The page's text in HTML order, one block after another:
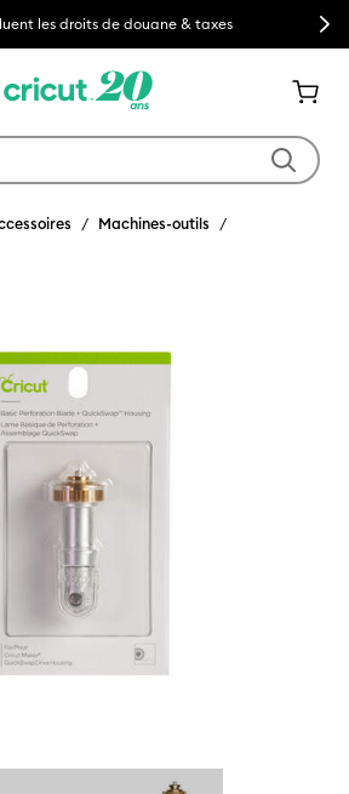
les droits de douane & taxes Next
Machines-outils